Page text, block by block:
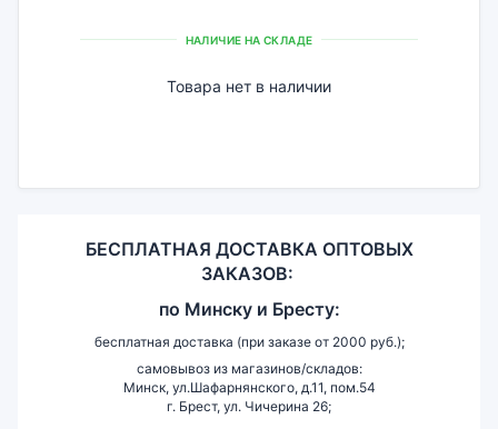
НАЛИЧИЕ НА СКЛАДЕ
Товара нет в наличии
БЕСПЛАТНАЯ ДОСТАВКА ОПТОВЫХ
ЗАКАЗОВ:
по Минску и Бресту:
бесплатная доставка (при заказе от 2000 руб.);
самовывоз из магазинов/складов:
Минск, ул.Шафарнянского, д.11, пом.54
г. Брест, ул. Чичерина 26;